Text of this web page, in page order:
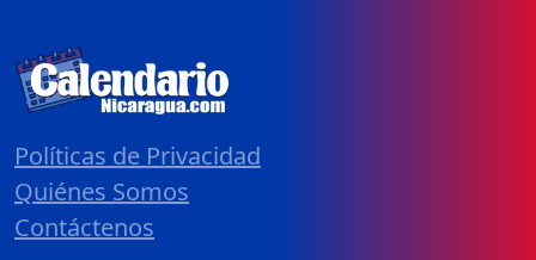
Políticas de Privacidad
Quiénes Somos
Contáctenos